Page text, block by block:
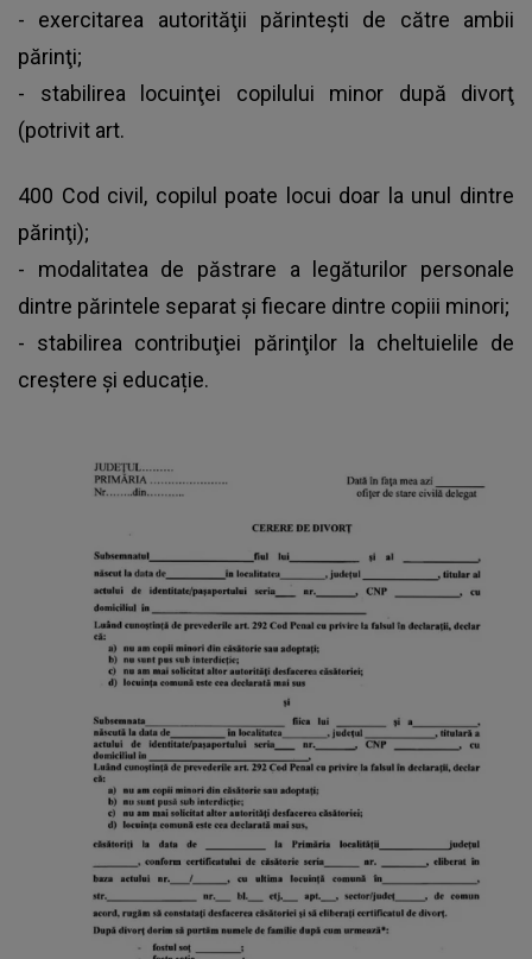
- exercitarea autorităţii părinteşti de către ambii
părinţi;
- stabilirea locuinţei copilului minor după divorţ
(potrivit art.
400 Cod civil, copilul poate locui doar la unul dintre
părinţi);
- modalitatea de păstrare a legăturilor personale
dintre părintele separat şi fiecare dintre copiii minori;
- stabilirea contribuţiei părinţilor la cheltuielile de
creştere și educație.